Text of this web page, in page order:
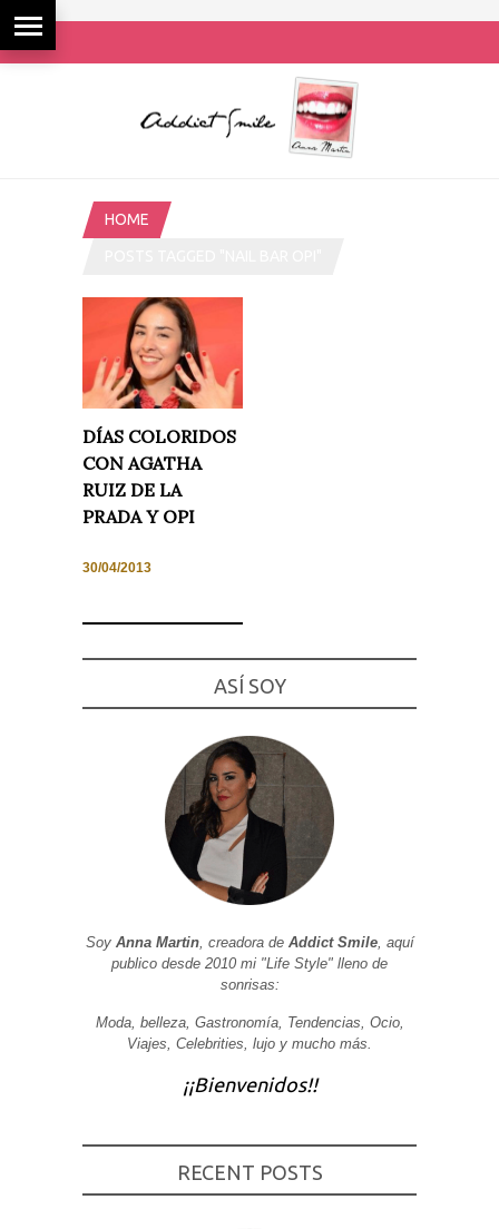
HOME
DÍAS COLORIDOS
CON AGATHA
RUIZ DE LA
PRADA Y OPI
30/04/2013
ASÍ SOY
Soy Anna Martin, creadora de Addict Smile, aquí
publico desde 2010 mi "Life Style" lleno de
sonrisas:
Moda, belleza, Gastronomía, Tendencias, Ocio,
Viajes, Celebrities, lujo y mucho más.
¡¡Bienvenidos!!
RECENT POSTS
Necesarias
se usa la
Experiencia
funcionalidades